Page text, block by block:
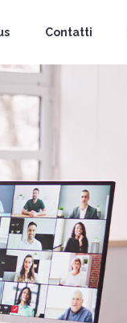
Contatti